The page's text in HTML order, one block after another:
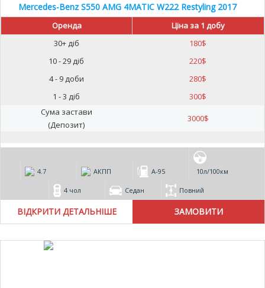
Mercedes-Benz S550 AMG 4MATIC W222 Restyling 2017
Оренда
Ціна за 1 добу
30+ діб
180$
10 - 29 діб
220$
4 - 9 доби
280$
1 - 3 діб
300$
Сума застави
(Депозит)
3000$
4.7 АКПП А-95 10л/100км
4 чол Седан Повний
ВІДКРИТИ ДЕТАЛЬНІШЕ